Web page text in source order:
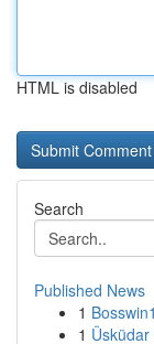
HTML is disabled
Search
Published News
1
1 Üsküdar